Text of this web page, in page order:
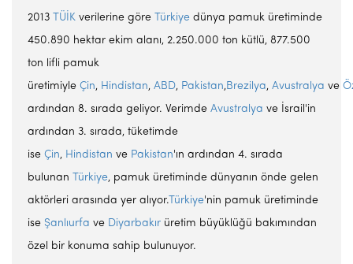
2013 TÜİK verilerine göre Türkiye dünya pamuk üretiminde
450.890 hektar ekim alanı, 2.250.000 ton kütlü, 877.500
ton lifli pamuk
üretimiyle Çin, Hindistan, ABD, Pakistan,Brezilya, Avustralya ve
ardından 8. sırada geliyor. Verimde Avustralya ve İsrail'in
ardından 3. sırada, tüketimde
ise Çin, Hindistan ve Pakistan'ın ardından 4. sırada
bulunan Türkiye, pamuk üretiminde dünyanın önde gelen
aktörleri arasında yer alıyor. Türkiye'nin pamuk üretiminde
ise Şanlıurfa ve Diyarbakır üretim büyüklüğü bakımından
özel bir konuma sahip bulunuyor.